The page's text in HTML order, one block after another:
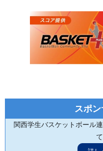
スポ
関西学生バスケットボール